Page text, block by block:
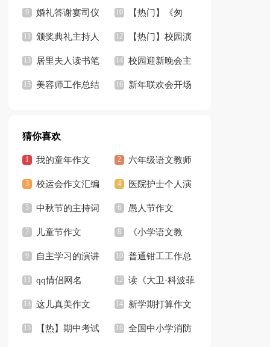
讲稿 用15篇)
婚礼答谢宴司仪
开场白汇编7篇
【热门】《匆
匆》读后感
颁奖典礼主持人
开场白
【热门】校园演
讲稿
居里夫人读书笔
记
校园迎新晚会主
持人开场白13篇
美容师工作总结 新年联欢会开场
猜你喜欢
我的童年作文
【推荐】
六年级语文教师
工作总结15篇
校运会作文汇编
15篇
医院护士个人演
讲稿
中秋节的主持词
开场白
愚人节作文
儿童节作文
【精】
《小学语文教
师》读书笔记
自主学习的演讲
稿
普通钳工工作总
结
qq情侣网名 读《大卫·科波菲
尔》有感
这儿真美作文
【推荐】
新学期打算作文
【热】期中考试 全国中小学消防